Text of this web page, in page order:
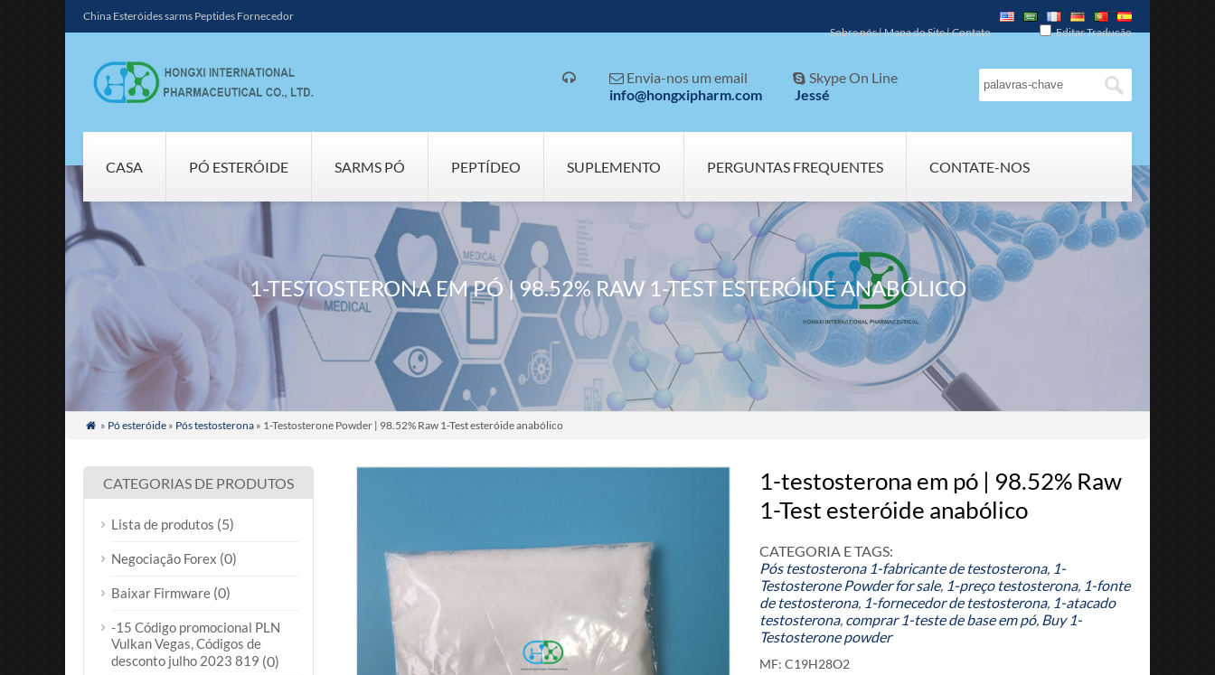
China Esteróides sarms Peptides Fornecedor
Sobre nós|Mapa do Site|Contato Editar Tradução
  Envia-nos um email
info@hongxipharm.com
 Skype On Line
Jessé
CASA PÓ ESTERÓIDE SARMS PÓ PEPTÍDEO SUPLEMENTO PERGUNTAS FREQUENTES CONTATE-NOS
1-TESTOSTERONA EM PÓ | 98.52% RAW 1-TEST ESTERÓIDE ANABÓLICO
 » Pó esteróide» Pós testosterona » 1-Testosterone Powder| 98.52% Raw 1-Test esteróide anabólico
1-testosterona em pó | 98.52% Raw
1-Test esteróide anabólico
CATEGORIA E TAGS:
Pós testosterona 1-fabricante de testosterona, 1-
Testosterone Powder for sale, 1-preço testosterona, 1-fonte
de testosterona, 1-fornecedor de testosterona, 1-atacado
testosterona, comprar 1-teste de base em pó, Buy 1-
Testosterone powder
MF: C19H28O2
CATEGORIAS DE PRODUTOS
Lista de produtos (5)
Negociação Forex (0)
Baixar Firmware (0)
-15 Código promocional PLN
Vulkan Vegas, Códigos de
desconto julho 2023 819 (0)